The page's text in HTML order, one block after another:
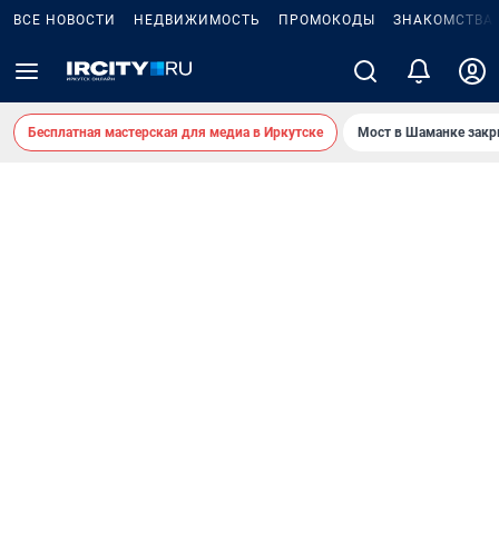
ВСЕ НОВОСТИ НЕДВИЖИМОСТЬ ПРОМОКОДЫ ЗНАКОМСТВА
Бесплатная мастерская для медиа в Иркутске Мост в Шаманке